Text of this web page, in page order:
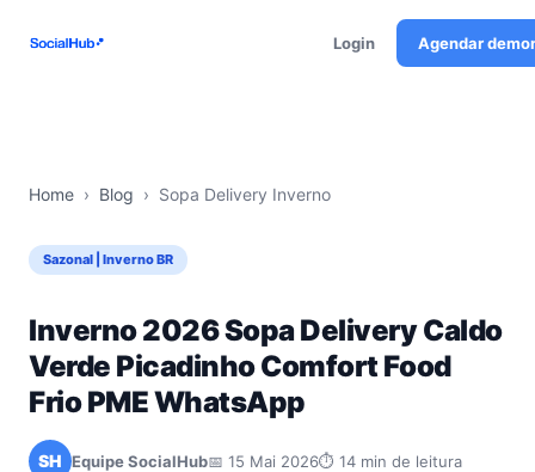
Login Agendar
Home › Blog › Sopa Delivery Inverno
Sazonal | Inverno BR
Inverno 2026 Sopa Delivery Caldo
Verde Picadinho Comfort Food
Frio PME WhatsApp
SH Equipe SocialHub📅 15 Mai 2026⏱ 14 min de leitura